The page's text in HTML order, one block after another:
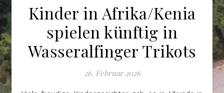
Kinder in Afrika/Kenia
spielen künftig in
Wasseralfinger Trikots
26. Februar 2026